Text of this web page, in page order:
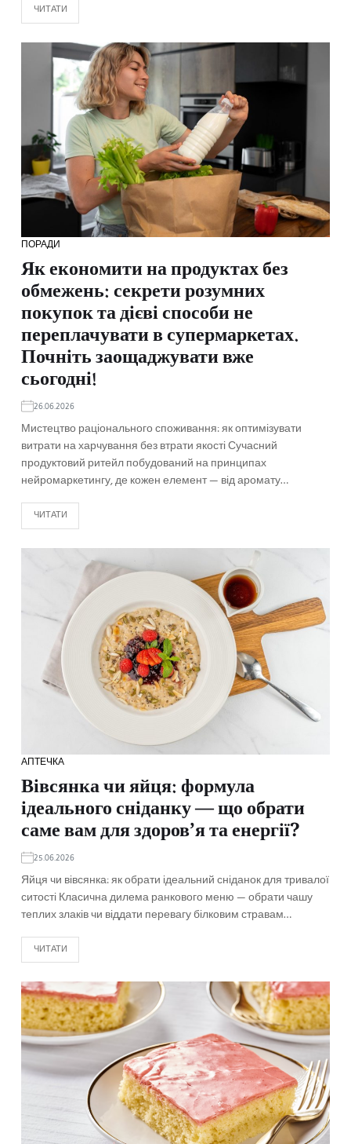
ЧИТАТИ
ПОРАДИ
Як економити на продуктах без
обмежень: секрети розумних
покупок та дієві способи не
переплачувати в супермаркетах.
Почніть заощаджувати вже
сьогодні!
26.06.2026
Мистецтво раціонального споживання: як оптимізувати
витрати на харчування без втрати якості Сучасний
продуктовий ритейл побудований на принципах
нейромаркетингу, де кожен елемент — від аромату…
ЧИТАТИ
АПТЕЧКА
Вівсянка чи яйця: формула
ідеального сніданку — що обрати
саме вам для здоров’я та енергії?
25.06.2026
Яйця чи вівсянка: як обрати ідеальний сніданок для тривалої
ситості Класична дилема ранкового меню — обрати чашу
теплих злаків чи віддати перевагу білковим стравам…
ЧИТАТИ